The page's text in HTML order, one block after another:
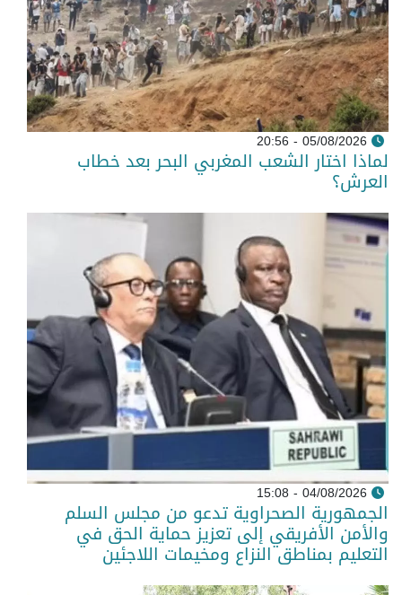
05/08/2026 - 20:56
لماذا اختار الشعب المغربي البحر بعد خطاب
العرش؟
04/08/2026 - 15:08
الجمهورية الصحراوية تدعو من مجلس السلم
والأمن الأفريقي إلى تعزيز حماية الحق في
التعليم بمناطق النزاع ومخيمات اللاجئين